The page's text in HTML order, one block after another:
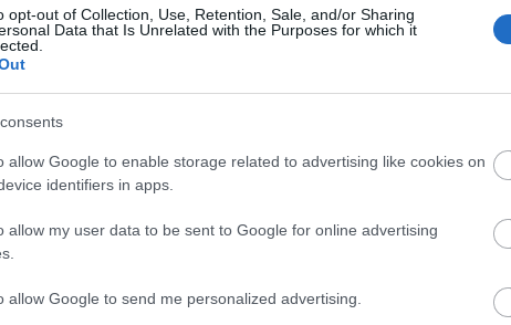
opt-out of Collection, Use, Retention, Sale, and/or Sharing
Data that Is Unrelated with the Purposes for which it
allow Google to enable storage related to advertising like cookies on
identifiers in apps.
allow my user data to be sent to Google for online advertising
allow Google to send me personalized advertising.
Enikő